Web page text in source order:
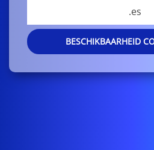
.es
BESCHIKBAARHEID